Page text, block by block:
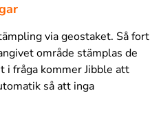
via geostaket. Så fort
område stämplas de
i fråga kommer Jibble att
så att inga